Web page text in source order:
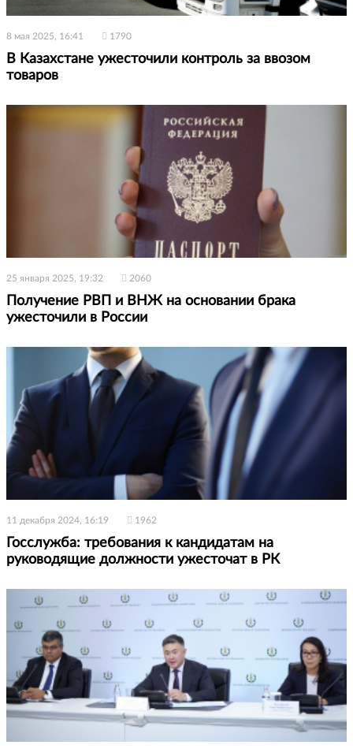
8 мая 2025, 16:41 1790
В Казахстане ужесточили контроль за ввозом
товаров
25 января 2025, 19:32 2060
Получение РВП и ВНЖ на основании брака
ужесточили в России
11 декабря 2024, 16:19 1962
Госслужба: требования к кандидатам на
руководящие должности ужесточат в РК